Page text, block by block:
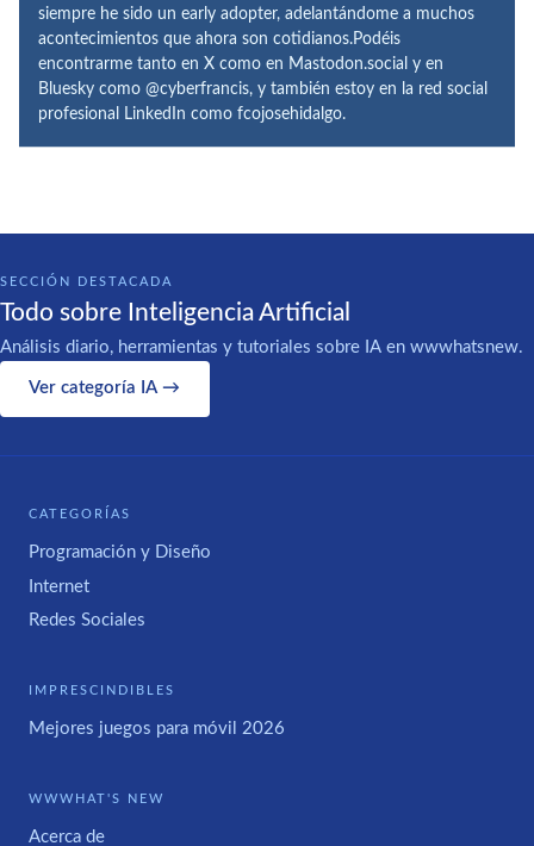
siempre he sido un early adopter, adelantándome a muchos
acontecimientos que ahora son cotidianos.Podéis
encontrarme tanto en X como en Mastodon.social y en
Bluesky como @cyberfrancis, y también estoy en la red social
profesional LinkedIn como fcojosehidalgo.
SECCIÓN DESTACADA
Todo sobre Inteligencia Artificial
Análisis diario, herramientas y tutoriales sobre IA en wwwhatsnew.
Ver categoría IA →
CATEGORÍAS
Programación y Diseño
Internet
Redes Sociales
IMPRESCINDIBLES
Mejores juegos para móvil 2026
WWWHAT'S NEW
Acerca de